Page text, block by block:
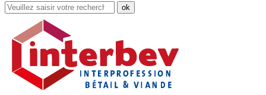
Rechercher
dans
site